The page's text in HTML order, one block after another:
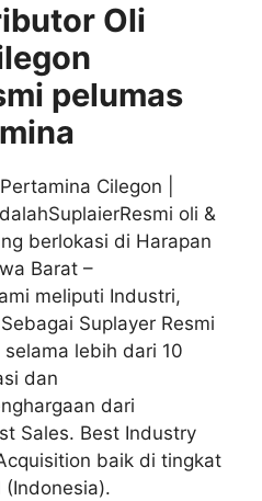
Oli
pelumas
Cilegon |
oli &
berlokasi di Harapan
Barat –
meliputi Industri,
Suplayer Resmi
lebih dari 10
dan
dari
Sales. Best Industry
baik di tingkat
(Indonesia).